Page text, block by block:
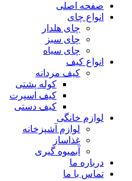
صفحه اصلی
انواع چای
چای هلدار
چای سبز
چای سیاه
انواع کیف
کیف مردانه
کوله پشتی
کیف اسپرت
کیف دستی
لوازم خانگی
لوازم آشپزخانه
غذاساز
آبمیوه گیری
درباره ما
تماس با ما